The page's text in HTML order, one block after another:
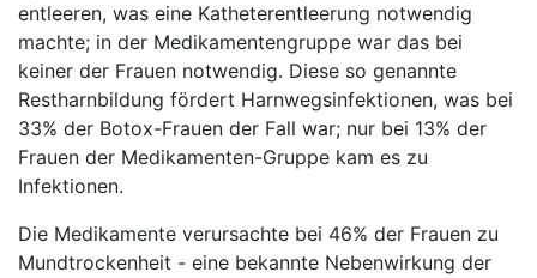
entleeren, was eine Katheterentleerung notwendig
machte; in der Medikamentengruppe war das bei
keiner der Frauen notwendig. Diese so genannte
Restharnbildung fördert Harnwegsinfektionen, was bei
33% der Botox-Frauen der Fall war; nur bei 13% der
Frauen der Medikamenten-Gruppe kam es zu
Infektionen.
Die Medikamente verursachte bei 46% der Frauen zu
Mundtrockenheit - eine bekannte Nebenwirkung der